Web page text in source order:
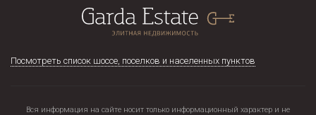
Посмотреть список шоссе, поселков и населенных пунктов
Вся информация на сайте носит только информационный характер и не